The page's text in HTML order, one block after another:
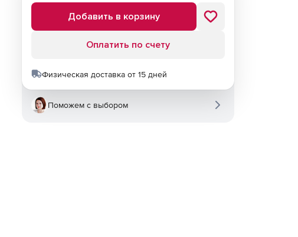
Добавить в корзину
Оплатить по счету
Физическая доставка от 15 дней
Поможем с выбором